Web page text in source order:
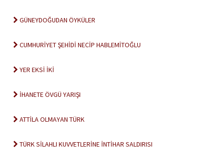
GÜNEYDOĞUDAN ÖYKÜLER
CUMHURİYET ŞEHİDİ NECİP HABLEMİTOĞLU
YER EKSİ İKİ
İHANETE ÖVGÜ YARIŞI
ATTİLA OLMAYAN TÜRK
TÜRK SİLAHLI KUVVETLERİNE İNTİHAR SALDIRISI